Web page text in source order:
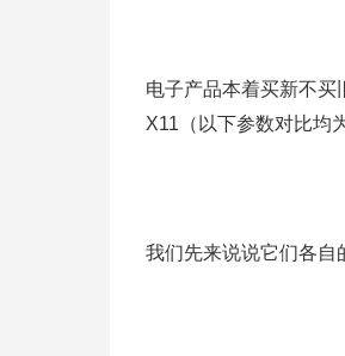
电子产品本着买新不
X11（以下参数对比均
我们先来说说它们各自